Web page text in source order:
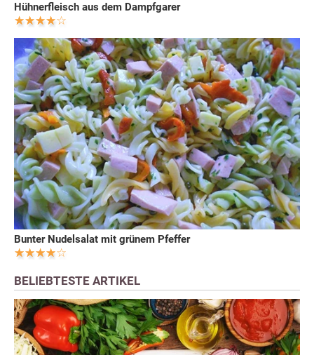
Hühnerfleisch aus dem Dampfgarer
Bunter Nudelsalat mit grünem Pfeffer
BELIEBTESTE ARTIKEL